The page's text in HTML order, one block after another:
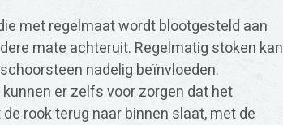
met regelmaat wordt blootgesteld aan
mate achteruit. Regelmatig stoken kan
nadelig beïnvloeden.
er zelfs voor zorgen dat het
rook terug naar binnen slaat, met de